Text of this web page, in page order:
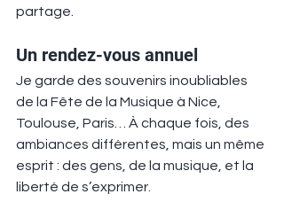
partage.
Un rendez-vous annuel
Je garde des souvenirs inoubliables
de la Fête de la Musique à Nice,
Toulouse, Paris… À chaque fois, des
ambiances différentes, mais un même
esprit : des gens, de la musique, et la
liberté de s’exprimer.